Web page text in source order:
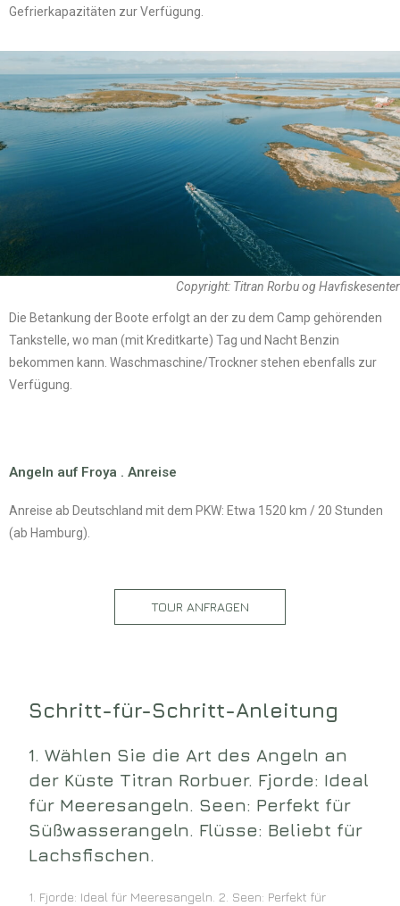
Gefrierkapazitäten zur Verfügung.
Die Betankung der Boote erfolgt an der zu dem Camp gehörenden
Tankstelle, wo man (mit Kreditkarte) Tag und Nacht Benzin
bekommen kann. Waschmaschine/Trockner stehen ebenfalls zur
Verfügung.
Copyright: Titran Rorbu og Havfiskesenter
Angeln auf Froya . Anreise
Anreise ab Deutschland mit dem PKW: Etwa 1520 km / 20 Stunden
(ab Hamburg).
TOUR ANFRAGEN
Schritt-für-Schritt-Anleitung
1. Wählen Sie die Art des Angeln an
der Küste Titran Rorbuer. Fjorde: Ideal
für Meeresangeln. Seen: Perfekt für
Süßwasserangeln. Flüsse: Beliebt für
Lachsfischen.
1. Fjorde: Ideal für Meeresangeln. 2. Seen: Perfekt für